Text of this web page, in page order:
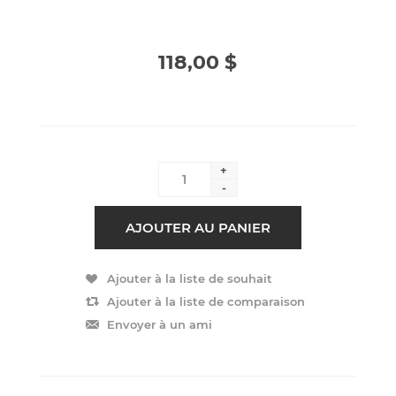
118,00 $
+
-